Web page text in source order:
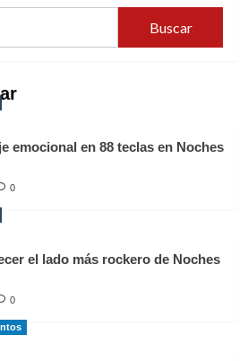
emocional en 88 teclas en Noches
0
el lado más rockero de Noches
0